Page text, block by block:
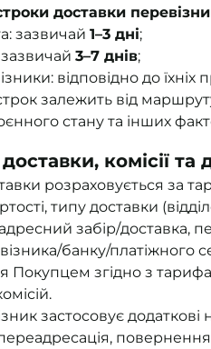
доставки
зазвичай 1–3 дні;
3–7 днів;
відповідно до їхніх
залежить від
стану та інших
комісії та
розраховується за
типу доставки
забір/доставка,
банку/платіжного
Покупцем згідно з
застосовує